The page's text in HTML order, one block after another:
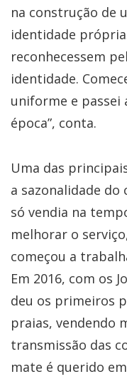
na construção de
identidade
reconhecessem
identidade.
uniforme e passei
época”, conta.
Uma das
a sazonalidade do
só vendia na
melhorar o
começou a
Em 2016, com os
deu os primeiros
praias, vendendo
transmissão das
mate é querido